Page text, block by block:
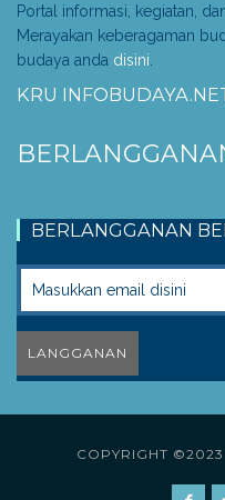
Portal informasi, kegiatan,
Merayakan keberagaman
budaya anda disini
KRU
BERLANGGANAN
COPYRIGHT ©2023